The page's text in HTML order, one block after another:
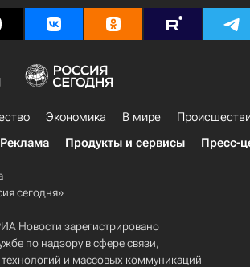
Экономика В мире
Реклама Продукты и сервисы Пресс-
сегодня»
Новости зарегистрировано
по надзору в сфере связи,
и массовых коммуникаций